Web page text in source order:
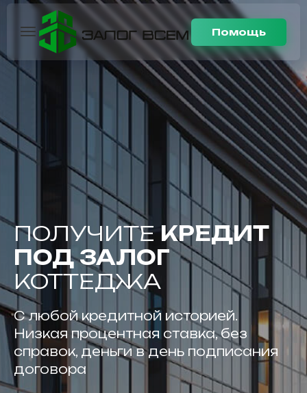
ПОЛУЧИТЕКРЕДИТ
ПОД ЗАЛОГ
КОТТЕДЖА
С любой кредитной историей.
Низкая процентная ставка, без
справок, деньги в день подписания
договора
Помощь